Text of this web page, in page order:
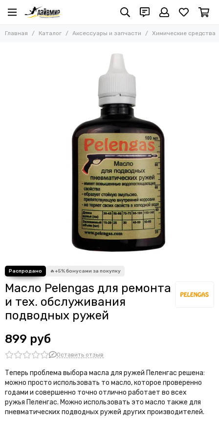
Аксессуары и запчасти
Запчасти и комплектующие для ружей
Лини, монолини, обжимные трубки
Наконечники однозубые и бойки
Наконечники многозубые
Компенсаторы плавучести и держатели для фонарей
Бегунки / скользящие втулки
Тяги и зацепы для арбалетов
Химические средства
Аксессуары для трубок для плавания
Флажки для гарпунов
Вешалки
Аксессуары для гидрокостюмов
Комплекты для оснастки подводного ружья
Накидки на автомобильное кресло
Поплавки для линя
Манки
Аксессуары для фридайвинга
Веревки, шнуры и резинки
Аксессуары для подводной фото и видеосъемки
Ящики
Линейки
Колобашка
Главная Каталог Аксессуары и запчасти Химические средства
Масло Pelengas для ремонта
и тех. обслуживания
подводных ружей
899 руб
Оставить отзыв
Теперь проблема выбора масла для ружей Пеленгас решена:
можно просто использовать то масло, которое проверенно
годами и совершенно точно отлично работает во всех
ружья Пеленгас. Можно использовать это масло также для
пневматических подводных ружей других производителей.